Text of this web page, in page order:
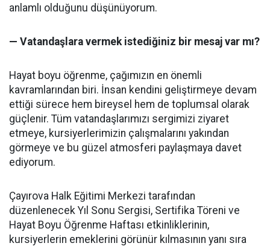
anlamlı olduğunu düşünüyorum.
— Vatandaşlara vermek istediğiniz bir mesaj var mı?
Hayat boyu öğrenme, çağımızın en önemli
kavramlarından biri. İnsan kendini geliştirmeye devam
ettiği sürece hem bireysel hem de toplumsal olarak
güçlenir. Tüm vatandaşlarımızı sergimizi ziyaret
etmeye, kursiyerlerimizin çalışmalarını yakından
görmeye ve bu güzel atmosferi paylaşmaya davet
ediyorum.
Çayırova Halk Eğitimi Merkezi tarafından
düzenlenecek Yıl Sonu Sergisi, Sertifika Töreni ve
Hayat Boyu Öğrenme Haftası etkinliklerinin,
kursiyerlerin emeklerini görünür kılmasının yanı sıra